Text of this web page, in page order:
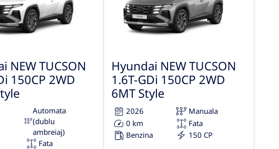
NEW TUCSON
150CP 2WD
Automata
(dublu
ambreiaj)
Fata
Hyundai NEW TUCSON
1.6T-GDi 150CP 2WD
6MT Style
2026
Manuala
0 km
Fata
Benzina
150 CP